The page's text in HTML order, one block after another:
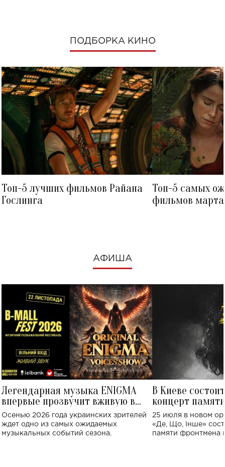
ПОДБОРКА КИНО
Топ-5 лучших фильмов Райана
Гослинга
Топ-5 самых
фильмов
АФИША
Легендарная музыка ENIGMA
впервые прозвучит вживую в
Украине: где состоится концерт
Осенью 2026 года украинских зрителей
ждет одно из самых ожидаемых
музыкальных событий сезона.
В Киеве
концерт
Клименко:
исполнят песни
25 июля в новом
«Де, Що, Інше»
памяти фронтмена